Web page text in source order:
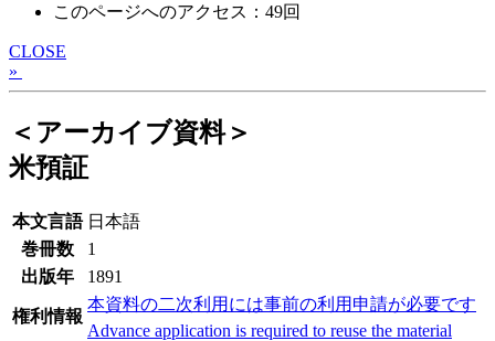
このページへのアクセス：49回
CLOSE
»
＜アーカイブ資料＞
米預証
本文言語 日本語
巻冊数
1
出版年
1891
権利情報
本資料の二次利用には事前の利用申請が必要です
Advance application is required to reuse the material